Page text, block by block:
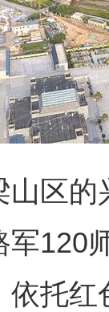
区的
120
依托